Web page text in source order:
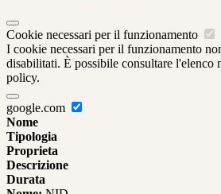
Cookie necessari per il funzionamento
I cookie necessari per il funzionamento
disabilitati. È possibile consultare l'elenco
policy.
google.com
Nome
Tipologia
Proprieta
Descrizione
Durata